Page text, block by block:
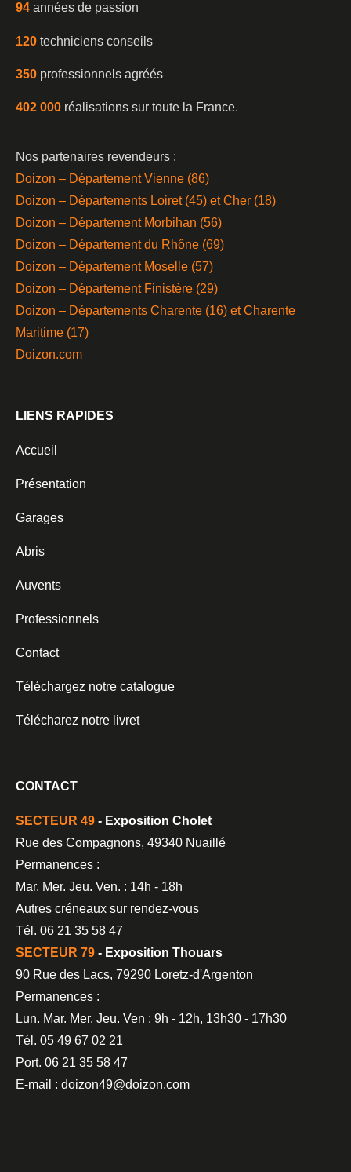
94 années de passion
120 techniciens conseils
350 professionnels agréés
402 000 réalisations sur toute la France.
Nos partenaires revendeurs :
Doizon – Département Vienne (86)
Doizon – Départements Loiret (45) et Cher (18)
Doizon – Département Morbihan (56)
Doizon – Département du Rhône (69)
Doizon – Département Moselle (57)
Doizon – Département Finistère (29)
Doizon – Départements Charente (16) et Charente
Maritime (17)
Doizon.com
LIENS RAPIDES
Accueil
Présentation
Garages
Abris
Auvents
Professionnels
Contact
Téléchargez notre catalogue
Télécharez notre livret
CONTACT
SECTEUR 49 - Exposition Cholet
Rue des Compagnons, 49340 Nuaillé
Permanences :
Mar. Mer. Jeu. Ven. : 14h - 18h
Autres créneaux sur rendez-vous
Tél. 06 21 35 58 47
SECTEUR 79 - Exposition Thouars
90 Rue des Lacs, 79290 Loretz-d'Argenton
Permanences :
Lun. Mar. Mer. Jeu. Ven : 9h - 12h, 13h30 - 17h30
Tél. 05 49 67 02 21
Port. 06 21 35 58 47
E-mail : doizon49@doizon.com